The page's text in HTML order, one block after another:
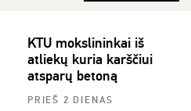
KTU mokslininkai iš
atliekų kuria karščiui
atsparų betoną
PRIEŠ 2 DIENAS